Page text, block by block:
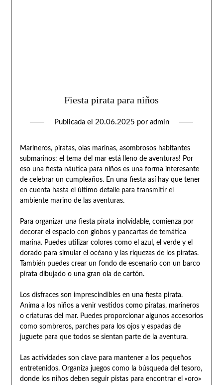
Fiesta pirata para niños
Publicada el 20.06.2025 por admin
Marineros, piratas, olas marinas, asombrosos habitantes
submarinos: el tema del mar está lleno de aventuras! Por
eso una fiesta náutica para niños es una forma interesante
de celebrar un cumpleaños. En una fiesta así hay que tener
en cuenta hasta el último detalle para transmitir el
ambiente marino de las aventuras.
Para organizar una fiesta pirata inolvidable, comienza por
decorar el espacio con globos y pancartas de temática
marina. Puedes utilizar colores como el azul, el verde y el
dorado para simular el océano y las riquezas de los piratas.
También puedes crear un fondo de escenario con un barco
pirata dibujado o una gran ola de cartón.
Los disfraces son imprescindibles en una fiesta pirata.
Anima a los niños a venir vestidos como piratas, marineros
o criaturas del mar. Puedes proporcionar algunos accesorios
como sombreros, parches para los ojos y espadas de
juguete para que todos se sientan parte de la aventura.
Las actividades son clave para mantener a los pequeños
entretenidos. Organiza juegos como la búsqueda del tesoro,
donde los niños deben seguir pistas para encontrar el «oro»